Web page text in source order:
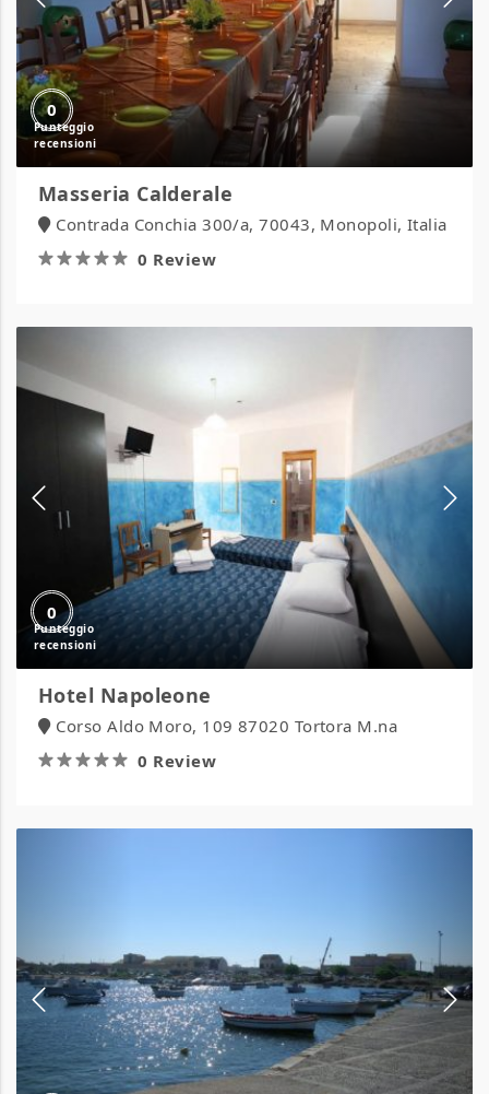
0
Masseria Calderale
Contrada Conchia 300/a, 70043, Monopoli, Italia
0 Review
0
Hotel Napoleone
Corso Aldo Moro, 109 87020 Tortora M.na
0 Review